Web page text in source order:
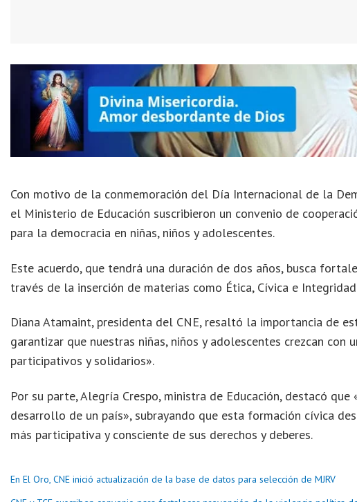
Con motivo de la conmemoración del Día Internacional de la
el Ministerio de Educación suscribieron un convenio de
para la democracia en niñas, niños y adolescentes.
Este acuerdo, que tendrá una duración de dos años, busca
través de la inserción de materias como Ética, Cívica e
Diana Atamaint, presidenta del CNE, resaltó la importancia de
garantizar que nuestras niñas, niños y adolescentes crezcan
participativos y solidarios».
Por su parte, Alegría Crespo, ministra de Educación, destacó
desarrollo de un país», subrayando que esta formación cívica
más participativa y consciente de sus derechos y deberes.
En El Oro, CNE inició actualización de la base de datos para selección de MJRV